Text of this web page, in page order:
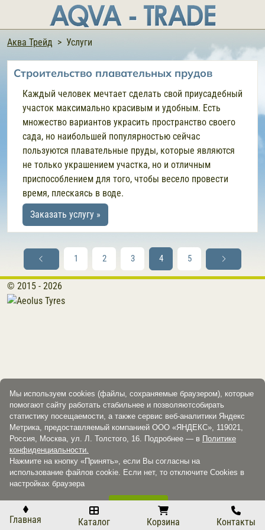
Аква Трейд Услуги
Строительство плавательных прудов
Каждый человек мечтает сделать свой приусадебный
участок максимально красивым и удобным. Есть
множество вариантов украсить пространство своего
сада, но наибольшей популярностью сейчас
пользуются плавательные пруды, которые являются
не только украшением участка, но и отличным
приспособлением для того, чтобы весело провести
время, плескаясь в воде.
Заказать услугу »
1 2 3 4 5
© 2015 - 2026
Главная Каталог Корзина Контакты
Мы используем cookies (файлы, сохраняемые браузером), которые
помогают сайту работать стабильнее и позволяютсобирать
статистику посещаемости, а также сервис веб-аналитики Яндекс
Метрика, предоставляемый компанией ООО «ЯНДЕКС», 119021,
Россия, Москва, ул. Л. Толстого, 16. Подробнее — в Политике
конфиденциальности.
Нажмите на кнопку «Принять», если Вы согласны на
использование файлов cookie. Если нет, то отключите Cookies в
настройках браузера